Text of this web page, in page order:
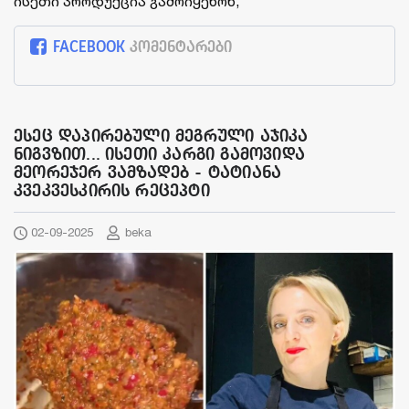
FACEBOOK კომენტარები
ესეც დაპირებული მეგრული აჯიკა
ნიგვზით... ისეთი კარგი გამოვიდა
მეორეჯერ ვამზადებ - ტატიანა
კვეკვესკირის რეცეპტი
02-09-2025 beka